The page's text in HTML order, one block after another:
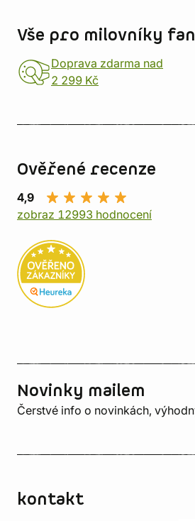
Vše pro milovníky
Doprava zdarma nad
2 299 Kč
Ověřené recenze
4,9
zobraz 12993 hodnocení
Novinky mailem
Čerstvé info o novinkách,
kontakt